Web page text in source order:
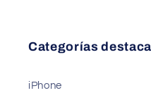
Categorías
iPhone